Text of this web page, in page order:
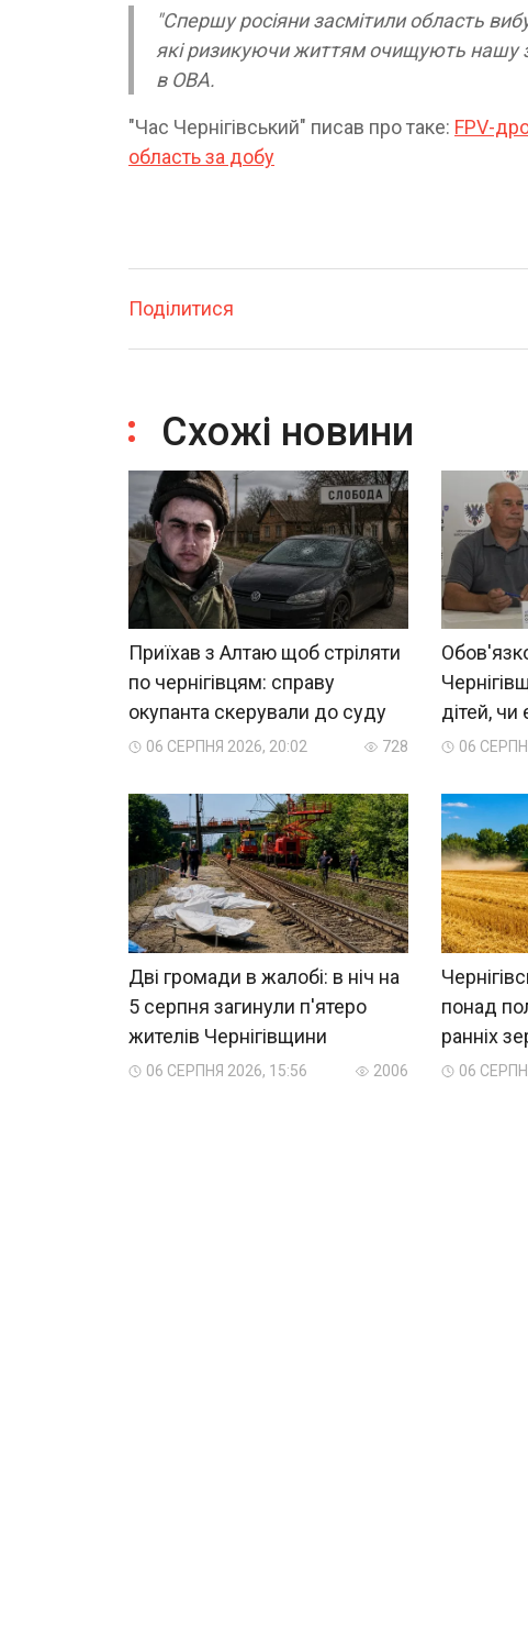
"Спершу росіяни засмітили область
які ризикуючи життям очищують нашу
в ОВА.
"Час Чернігівський" писав про таке: FPV-
область за добу
Поділитися
Схожі новини
Приїхав з Алтаю щоб стріляти
по чернігівцям: справу
окупанта скерували до суду
06 СЕРПНЯ 2026, 20:02 728
дітей, чи
06
Дві громади в жалобі: в ніч на
5 серпня загинули п'ятеро
жителів Чернігівщини
06 СЕРПНЯ 2026, 15:56 2006
понад
ранніх
06